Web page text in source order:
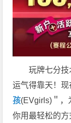
玩牌七分
运气得靠天！现
孩(EVgirls)＂，
你用最轻松的方